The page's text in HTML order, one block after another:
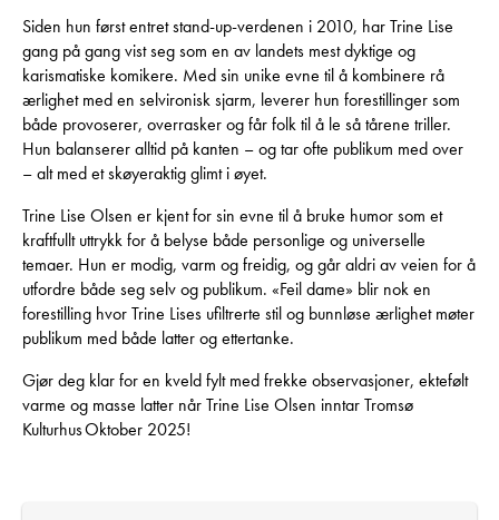
Siden hun først entret stand-up-verdenen i 2010, har Trine Lise
gang på gang vist seg som en av landets mest dyktige og
karismatiske komikere. Med sin unike evne til å kombinere rå
ærlighet med en selvironisk sjarm, leverer hun forestillinger som
både provoserer, overrasker og får folk til å le så tårene triller.
Hun balanserer alltid på kanten – og tar ofte publikum med over
– alt med et skøyeraktig glimt i øyet.
Trine Lise Olsen er kjent for sin evne til å bruke humor som et
kraftfullt uttrykk for å belyse både personlige og universelle
temaer. Hun er modig, varm og freidig, og går aldri av veien for å
utfordre både seg selv og publikum. «Feil dame» blir nok en
forestilling hvor Trine Lises ufiltrerte stil og bunnløse ærlighet møter
publikum med både latter og ettertanke.
Gjør deg klar for en kveld fylt med frekke observasjoner, ektefølt
varme og masse latter når Trine Lise Olsen inntar Tromsø
Kulturhus Oktober 2025!